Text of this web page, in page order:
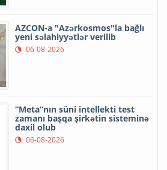
AZCON-a "Azərkosmos"la bağlı
yeni səlahiyyətlər verilib
06-08-2026
“Meta”nın süni intellekti test
zamanı başqa şirkətin sisteminə
daxil olub
06-08-2026